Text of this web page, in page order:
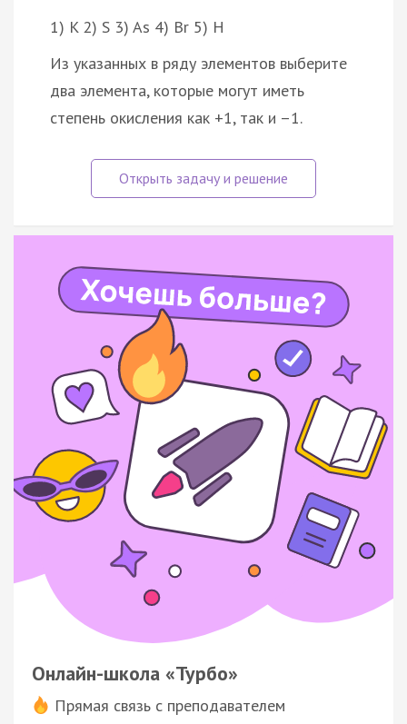
1) K 2) S 3) As 4) Br 5) H
Из указанных в ряду элементов выберите
два элемента, которые могут иметь
степень окисления как +1, так и –1.
Онлайн-школа «Турбо»
Прямая связь с преподавателем